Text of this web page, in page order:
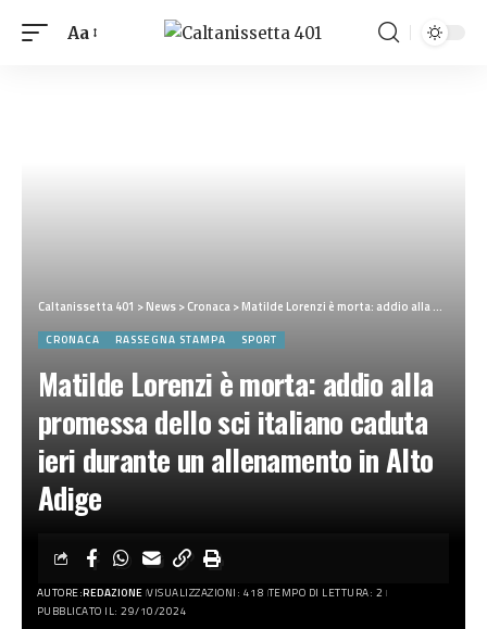
Aa
Caltanissetta 401 >News>Cronaca>Matilde Lorenzi è morta: addio alla promessa dello sci italiano caduta ieri durante un allenamento in Alto Adige
CRONACA RASSEGNA STAMPA SPORT
Matilde Lorenzi è morta: addio alla
promessa dello sci italiano caduta
ieri durante un allenamento in Alto
Adige
AUTORE:REDAZIONE VISUALIZZAZIONI: 418 TEMPO DI LETTURA: 2
PUBBLICATO IL: 29/10/2024